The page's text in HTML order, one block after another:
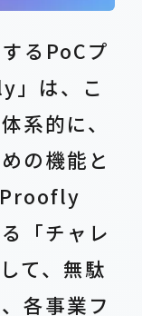
るPoCプ
」は、こ
系的に、
の機能と
Proofly
「チャレ
て、無駄
各事業フ